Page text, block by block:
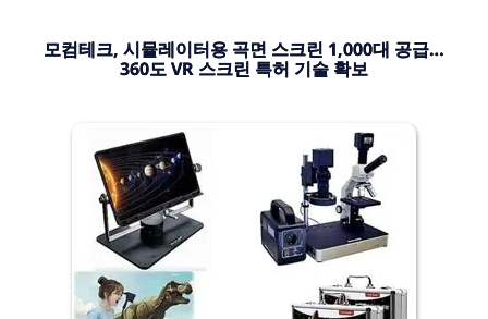
모컴테크, 시뮬레이터용 곡면 스크린 1,000대 공급…
360도 VR 스크린 특허 기술 확보